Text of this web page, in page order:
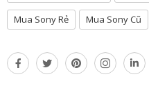
Mua Sony Rẻ Mua Sony Cũ